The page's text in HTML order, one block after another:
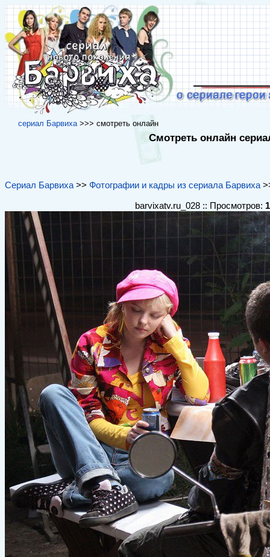
cериал Барвиха>>> cмотреть онлайн
Смотреть онлайн
Сериал Барвиха >> Фотографии и кадры из сериала Барвиха
barvixatv.ru_028 :: Просмотров: